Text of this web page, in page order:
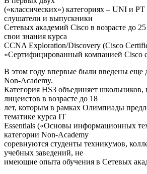
(«классических») категориях – UNI и PT
слушатели и выпускники
Сетевых академий Cisco в возрасте до
свои знания курса
CCNA Exploration/Discovery (Cisco
«Сертифицированный компанией Cisco
В этом году впервые были введены еще
Non-Academy.
Категория HS3 объединяет школьников,
лицеистов в возрасте до 18
лет, которым в рамках Олимпиады
тематике курса IT
Essentials («Основы информационных
категории Non-Academy
соревнуются студенты техникумов,
учебных заведений, не
имеющие опыта обучения в Сетевых